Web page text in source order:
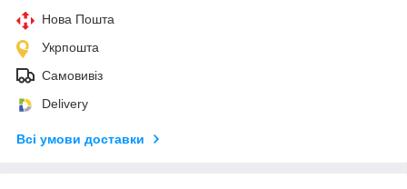
Нова Пошта
Укрпошта
Самовивіз
Delivery
Всі умови доставки